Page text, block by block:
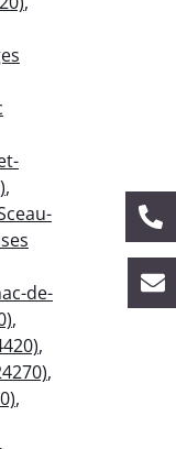
,
de-
,
,
,
,